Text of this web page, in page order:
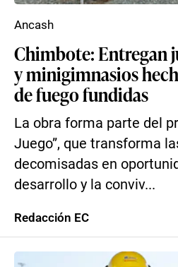
Chimbote: Entregan
y minigimnasios
de fuego fundidas
La obra forma parte del
Juego”, que transforma
decomisadas en
desarrollo y la conviv...
Ancash
Redacción EC